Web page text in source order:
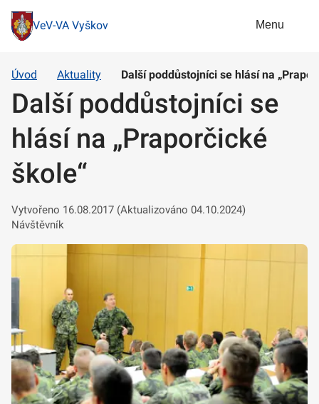
VeV-VA Vyškov Menu
Úvod Aktuality Další poddůstojníci se hlásí na
Další poddůstojníci se
hlásí na „Praporčické
škole“
Vytvořeno 16.08.2017 (Aktualizováno 04.10.2024)
Návštěvník